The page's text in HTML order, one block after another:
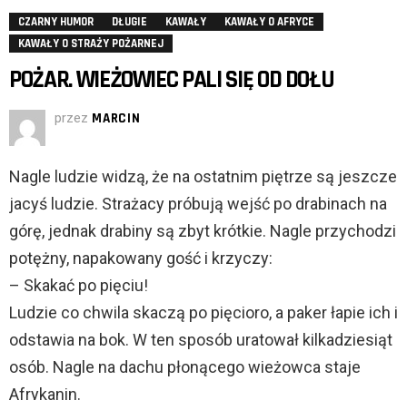
CZARNY HUMOR DŁUGIE KAWAŁY
KAWAŁY O AFRYCE
KAWAŁY O STRAŻY POŻARNEJ
POŻAR. WIEŻOWIEC PALI SIĘ OD DOŁU
przez MARCIN
Nagle ludzie widzą, że na ostatnim piętrze są jeszcze
jacyś ludzie. Strażacy próbują wejść po drabinach na
górę, jednak drabiny są zbyt krótkie. Nagle przychodzi
potężny, napakowany gość i krzyczy:
– Skakać po pięciu!
Ludzie co chwila skaczą po pięcioro, a paker łapie ich i
odstawia na bok. W ten sposób uratował kilkadziesiąt
osób. Nagle na dachu płonącego wieżowca staje
Afrykanin.